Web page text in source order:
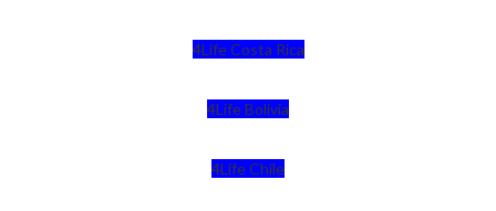
4Life Costa Rica
4Life Bolivia
4Life Chile